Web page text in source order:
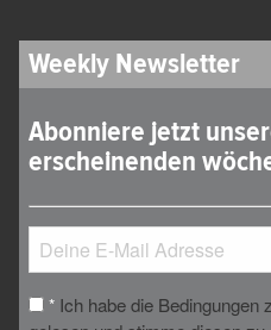
Weekly Newsletter
Abonniere jetzt
erscheinenden
* Ich habe die Bedingungen